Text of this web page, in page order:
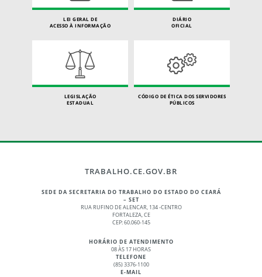
LEI GERAL DE
ACESSO À INFORMAÇÃO
DIÁRIO
OFICIAL
LEGISLAÇÃO
ESTADUAL
CÓDIGO DE ÉTICA DOS SERVIDORES
PÚBLICOS
TRABALHO.CE.GOV.BR
SEDE DA SECRETARIA DO TRABALHO DO ESTADO DO CEARÁ
– SET
RUA RUFINO DE ALENCAR, 134 -CENTRO
FORTALEZA, CE
CEP: 60.060-145
HORÁRIO DE ATENDIMENTO
08 ÀS 17 HORAS
TELEFONE
(85) 3376-1100
E-MAIL